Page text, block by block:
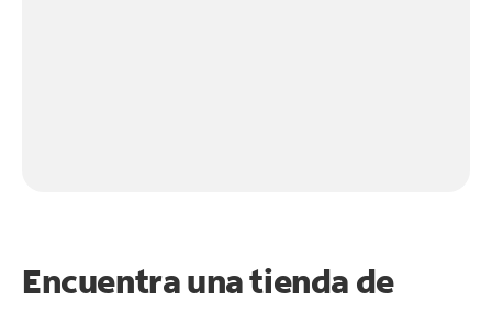
Encuentra una tienda de